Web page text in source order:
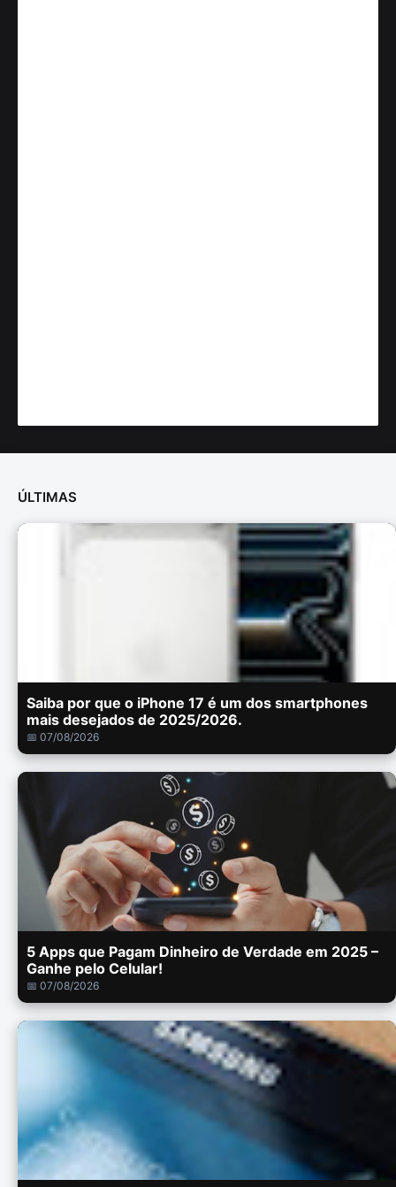
ÚLTIMAS
Saiba por que o iPhone 17 é um dos smartphones
mais desejados de 2025/2026.
📅 07/08/2026
5 Apps que Pagam Dinheiro de Verdade em 2025 –
Ganhe pelo Celular!
📅 07/08/2026